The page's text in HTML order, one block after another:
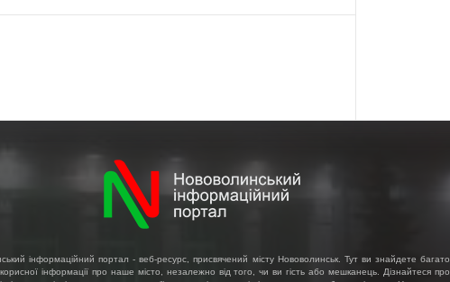
інформаційний портал - веб-ресурс, присвячений місту Нововолинськ. Тут ви знайдете багато
корисної інформації про наше місто, незалежно від того, чи ви гість або мешканець. Дізнайтеся про